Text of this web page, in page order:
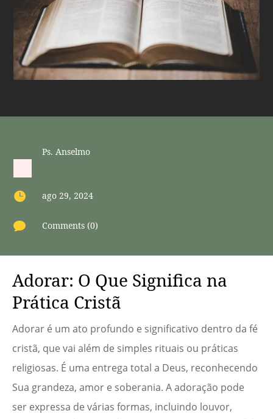
Ps. Anselmo
 ago 29, 2024
 Comments (0)
Adorar: O Que Significa na
Prática Cristã
Adorar é um ato profundo e significativo dentro da fé
cristã, que vai além de simples rituais ou práticas
religiosas. É uma entrega total a Deus, reconhecendo
Sua grandeza, amor e soberania. A adoração pode
ser expressa de várias formas, incluindo louvor,